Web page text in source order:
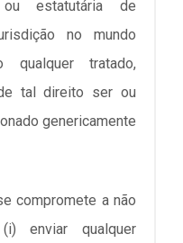
estatutária de
no mundo
qualquer tratado,
tal direito ser ou
genericamente
compromete a não
enviar qualquer